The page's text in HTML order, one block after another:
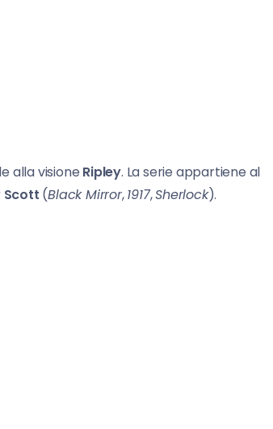
alla visione Ripley. La serie appartiene al
Scott (Black Mirror,1917,Sherlock).